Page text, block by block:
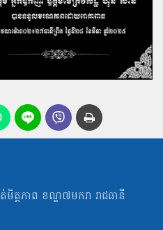
ត្ដភាព ខណ្ឌ៧មករា រាជធានី